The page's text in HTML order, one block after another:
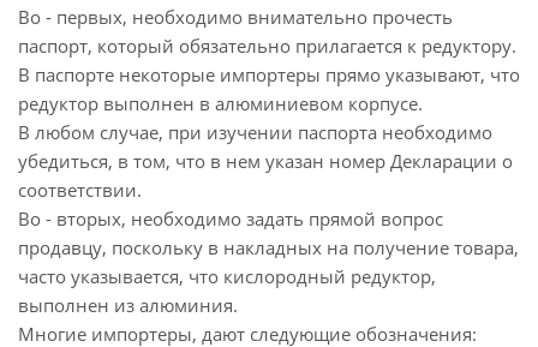
Во - первых, необходимо внимательно прочесть
паспорт, который обязательно прилагается к редуктору.
В паспорте некоторые импортеры прямо указывают, что
редуктор выполнен в алюминиевом корпусе.
В любом случае, при изучении паспорта необходимо
убедиться, в том, что в нем указан номер Декларации о
соответствии.
Во - вторых, необходимо задать прямой вопрос
продавцу, поскольку в накладных на получение товара,
часто указывается, что кислородный редуктор,
выполнен из алюминия.
Многие импортеры, дают следующие обозначения: